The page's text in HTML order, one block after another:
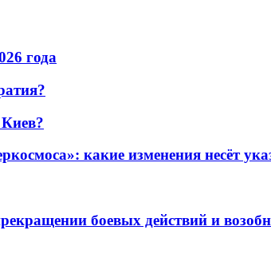
года
какие изменения несёт
боевых действий и